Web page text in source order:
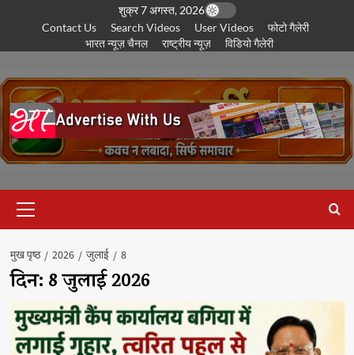
पर
शुक्र 7 अगस्त, 2026
Contact Us
Search Videos User Videos
फोटो गैलेरी
भारत न्यूज़ चैनल
राष्ट्रीय न्यूज़ विडियो गैलेरी
सूची
मुख पृष्ठ 2026 जुलाई 8
दिन: 8 जुलाई 2026